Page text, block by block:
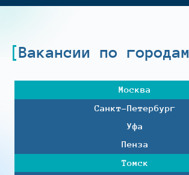
Вакансии по городам
Москва
Санкт-Петербург
Уфа
Пенза
Томск